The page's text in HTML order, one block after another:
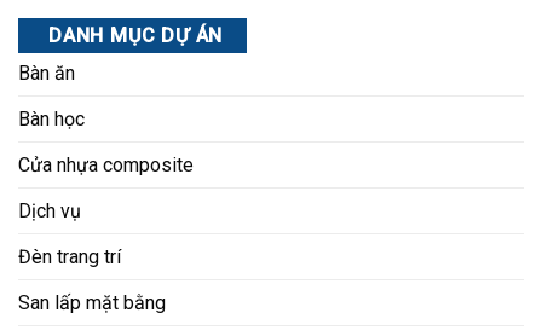
DANH MỤC DỰ ÁN
Bàn ăn
Bàn học
Cửa nhựa composite
Dịch vụ
Đèn trang trí
San lấp mặt bằng